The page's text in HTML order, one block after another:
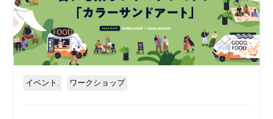
イベント, ワークショップ